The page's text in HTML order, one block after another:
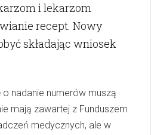
i lekarzom
recept. Nowy
składając wniosek
o nadanie numerów muszą
mają zawartej z Funduszem
medycznych, ale w